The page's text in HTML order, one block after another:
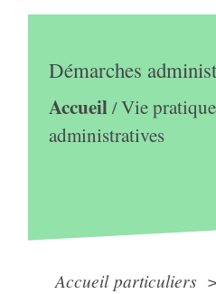
Démarches
Accueil/Vie pratique
administratives
Accueil particuliers